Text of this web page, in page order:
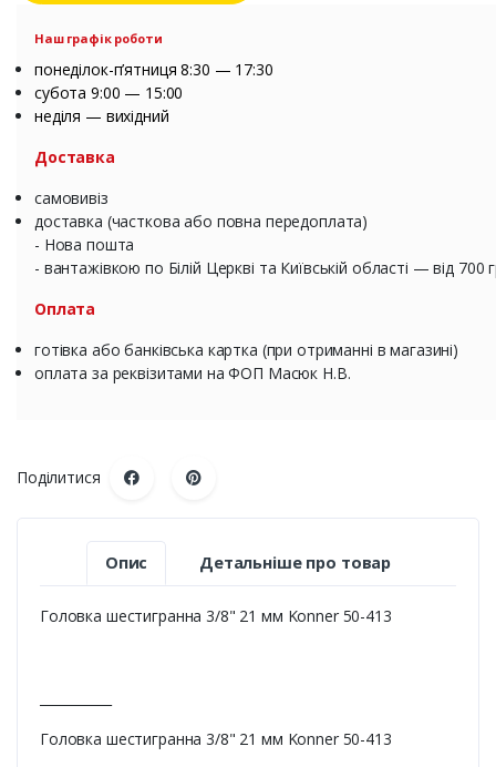
Наш графік роботи
понеділок-п’ятниця 8:30 — 17:30
субота 9:00 — 15:00
неділя — вихідний
Доставка
самовивіз
доставка (часткова або повна передоплата)
- Нова пошта
- вантажівкою по Білій Церкві та Київській області — від 700
Оплата
готівка або банківська картка (при отриманні в магазині)
оплата за реквізитами на ФОП Масюк Н.В.
Поділитися
Опис Детальніше про товар
Головка шестигранна 3/8" 21 мм Konner 50-413
Головка шестигранна 3/8" 21 мм Konner 50-413